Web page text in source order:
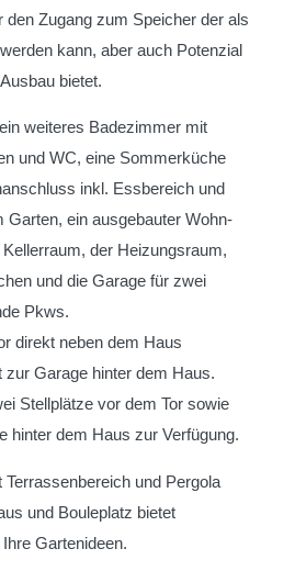
den Zugang zum Speicher der als
kann, aber auch Potenzial
bietet.
weiteres Badezimmer mit
und WC, eine Sommerküche
inkl. Essbereich und
Garten, ein ausgebauter Wohn-
der Heizungsraum,
und die Garage für zwei
Pkws.
direkt neben dem Haus
zur Garage hinter dem Haus.
Stellplätze vor dem Tor sowie
hinter dem Haus zur Verfügung.
und Pergola
und Bouleplatz bietet
Gartenideen.